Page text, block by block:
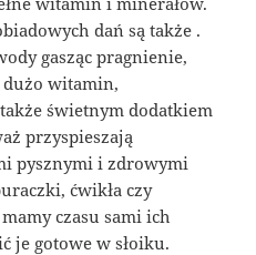
dań są także .
gasząc pragnienie,
witamin,
świetnym dodatkiem
przyspieszają
pysznymi i zdrowymi
ćwikła czy
czasu sami ich
je gotowe w słoiku.